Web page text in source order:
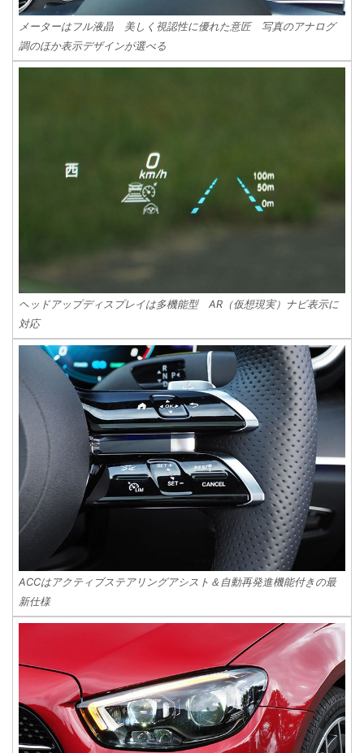
メーターはフル液晶 美しく視認性に優れた意匠 写真のアナログ
調のほか表示デザインが選べる
ヘッドアップディスプレイは多機能型 AR（仮想現実）ナビ表示に
対応
ACCはアクティブステアリングアシスト＆自動再発進機能付きの最
新仕様